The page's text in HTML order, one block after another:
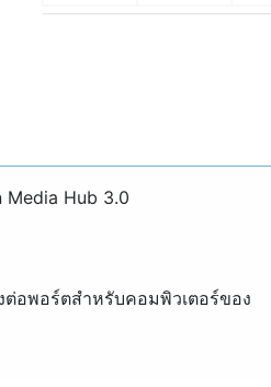
Media Hub 3.0
อพอร์ตสำหรับคอมพิวเตอร์ของ